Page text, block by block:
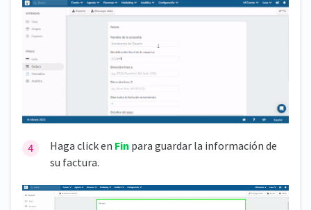
Haga click en Fin para guardar la información de
su factura.